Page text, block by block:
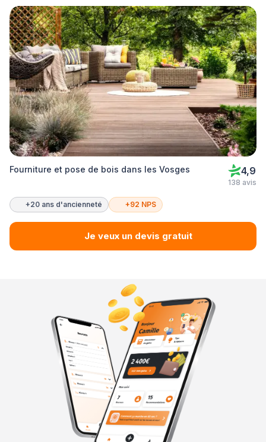
Fourniture et pose de bois dans les Vosges 4,9
138 avis
+20 ans d'ancienneté +92 NPS
Je veux un devis gratuit